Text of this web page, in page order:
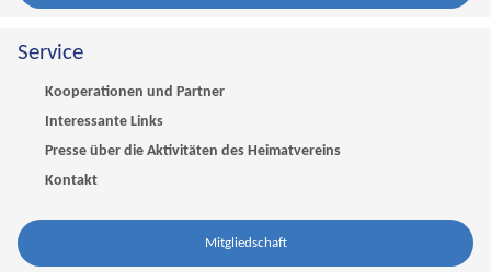
Service
Kooperationen und Partner
Interessante Links
Presse über die Aktivitäten des Heimatvereins
Kontakt
Mitgliedschaft